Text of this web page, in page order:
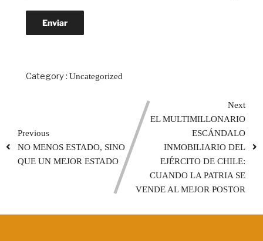
Category : Uncategorized
Previous
NO MENOS ESTADO, SINO
QUE UN MEJOR ESTADO
Next
EL MULTIMILLONARIO
ESCÁNDALO
INMOBILIARIO DEL
EJÉRCITO DE CHILE:
CUANDO LA PATRIA SE
VENDE AL MEJOR POSTOR